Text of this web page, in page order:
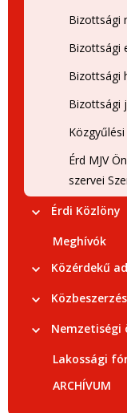
Bizottsági
Bizottsági
Bizottsági
Bizottsági
Érd MJV
szervei
Érdi Közlöny
Meghívók
Közérdekű
Lakossági
ARCHÍVUM